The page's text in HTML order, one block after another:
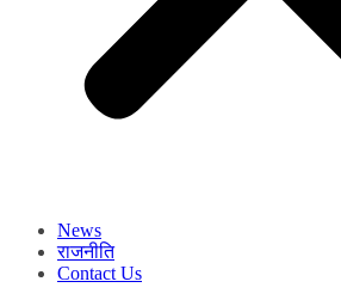
News
राजनीति
Contact Us